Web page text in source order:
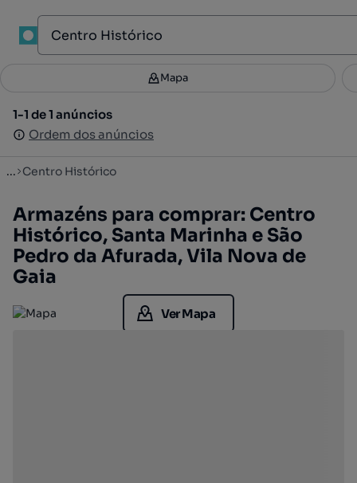
Filtros 2
1-1 de 1 anúncios
Ordem dos anúncios
Mapa
1-1 de 1 anúncios
Ordem dos anúncios
... Centro Histórico
Armazéns para comprar: Centro
Histórico, Santa Marinha e São
Pedro da Afurada, Vila Nova de
Gaia
Ver Mapa